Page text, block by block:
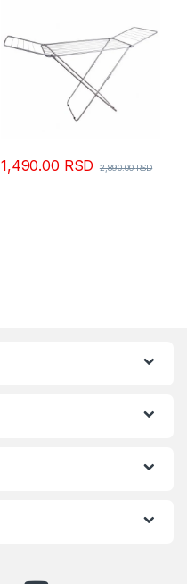
1,490.00 RSD 2,890.00RSD